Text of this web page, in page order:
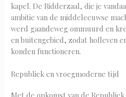
kapel. De Ridderzaal, die je
ambitie van de middeleeuwse
werd gaandeweg ommuurd en
en buitengebied, zodat hofleven
konden functioneren.
Republiek en vroegmoderne tijd
Met de opkomst van de